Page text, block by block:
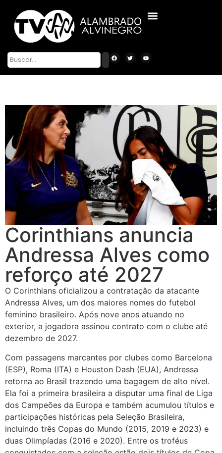
Corinthians anuncia
Andressa Alves como
reforço até 2027
O Corinthians oficializou a contratação da atacante
Andressa Alves, um dos maiores nomes do futebol
feminino brasileiro. Após nove anos atuando no
exterior, a jogadora assinou contrato com o clube até
dezembro de 2027.
Com passagens marcantes por clubes como Barcelona
(ESP), Roma (ITA) e Houston Dash (EUA), Andressa
retorna ao Brasil trazendo uma bagagem de alto nível.
Ela foi a primeira brasileira a disputar uma final de Liga
dos Campeões da Europa e também acumulou títulos e
participações históricas pela Seleção Brasileira,
incluindo três Copas do Mundo (2015, 2019 e 2023) e
duas Olimpíadas (2016 e 2020). Entre os troféus